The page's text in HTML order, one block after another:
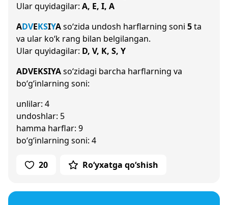
Ular quyidagilar: A, E, I, A
ADVEKSIYAso‘zida undosh harflarning soni 5ta
va ular ko‘k rang bilan belgilangan.
Ular quyidagilar: D, V, K, S, Y
ADVEKSIYAso‘zidagi barcha harflarning va
bo‘g‘inlarning soni:
unlilar: 4
undoshlar: 5
hamma harflar: 9
bo‘g‘inlarning soni: 4
20 Ro‘yxatga qo‘shish